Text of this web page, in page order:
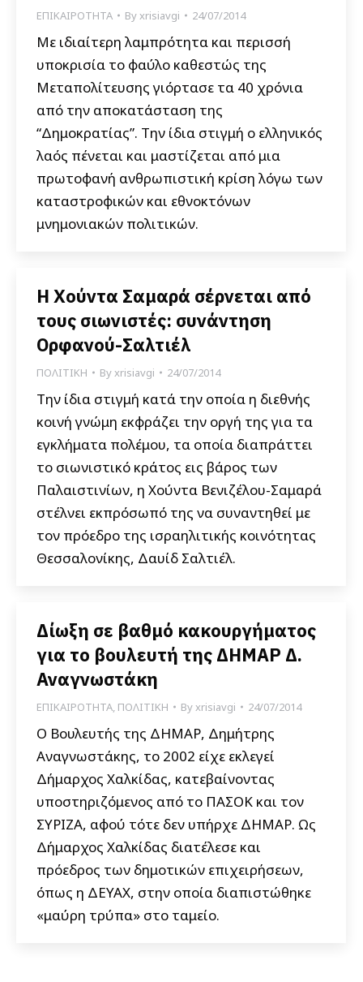
ΕΠΙΚΑΙΡΟΤΗΤΑ Byxrisiavgi 24/07/2014
Με ιδιαίτερη λαμπρότητα και περισσή
υποκρισία το φαύλο καθεστώς της
Μεταπολίτευσης γιόρτασε τα 40 χρόνια
από την αποκατάσταση της
“Δημοκρατίας”. Την ίδια στιγμή ο ελληνικός
λαός πένεται και μαστίζεται από μια
πρωτοφανή ανθρωπιστική κρίση λόγω των
καταστροφικών και εθνοκτόνων
μνημονιακών πολιτικών.
Η Χούντα Σαμαρά σέρνεται από
τους σιωνιστές: συνάντηση
Ορφανού-Σαλτιέλ
ΠΟΛΙΤΙΚΗ Byxrisiavgi 24/07/2014
Την ίδια στιγμή κατά την οποία η διεθνής
κοινή γνώμη εκφράζει την οργή της για τα
εγκλήματα πολέμου, τα οποία διαπράττει
το σιωνιστικό κράτος εις βάρος των
Παλαιστινίων, η Χούντα Βενιζέλου-Σαμαρά
στέλνει εκπρόσωπό της να συναντηθεί με
τον πρόεδρο της ισραηλιτικής κοινότητας
Θεσσαλονίκης, Δαυίδ Σαλτιέλ.
Δίωξη σε βαθμό κακουργήματος
για το βουλευτή της ΔΗΜΑΡ Δ.
Αναγνωστάκη
ΕΠΙΚΑΙΡΟΤΗΤΑ, ΠΟΛΙΤΙΚΗ Byxrisiavgi 24/07/2014
Ο Βουλευτής της ΔΗΜΑΡ, Δημήτρης
Αναγνωστάκης, το 2002 είχε εκλεγεί
Δήμαρχος Χαλκίδας, κατεβαίνοντας
υποστηριζόμενος από το ΠΑΣΟΚ και τον
ΣΥΡΙΖΑ, αφού τότε δεν υπήρχε ΔΗΜΑΡ. Ως
Δήμαρχος Χαλκίδας διατέλεσε και
πρόεδρος των δημοτικών επιχειρήσεων,
όπως η ΔΕΥΑΧ, στην οποία διαπιστώθηκε
«μαύρη τρύπα» στο ταμείο.